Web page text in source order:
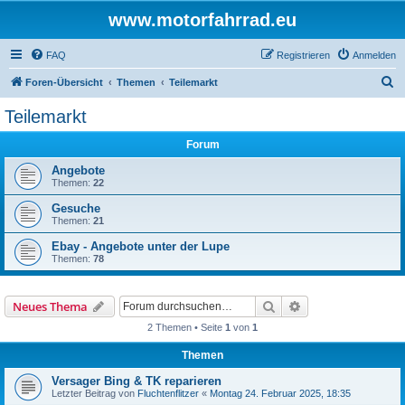
www.motorfahrrad.eu
FAQ Anmelden
Registrieren
Foren-Übersicht Themen Teilemarkt
Teilemarkt
Forum
Angebote
Themen: 22
Gesuche
Themen: 21
Ebay - Angebote unter der Lupe
Themen: 78
Neues Thema Suche
2 Themen • Seite 1 von 1
Themen
Versager Bing & TK reparieren
Letzter Beitrag von Fluchtenflitzer « Montag 24. Februar 2025, 18:35